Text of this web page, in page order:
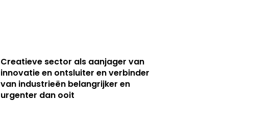
Creatieve sector als aanjager van
innovatie en ontsluiter en verbinder
van industrieën belangrijker en
urgenter dan ooit